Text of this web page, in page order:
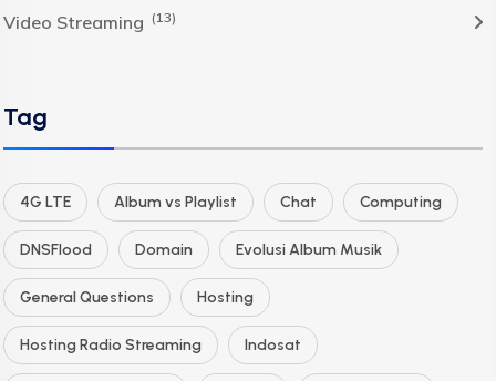
Video Streaming (13)
Tag
4G LTE Album vs Playlist Chat Computing
DNSFlood Domain Evolusi Album Musik
General Questions Hosting
Hosting Radio Streaming Indosat